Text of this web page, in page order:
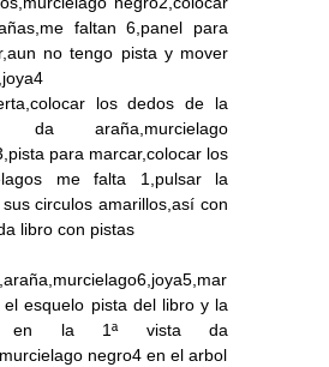
faltan 6,panel para
no tengo pista y mover
los dedos de la
da araña,murcielago
para marcar,colocar los
me falta 1,pulsar la
circulos amarillos,así con
libro con pistas
esquelo pista del libro y la
en la 1ª vista da
negro4 en el arbol